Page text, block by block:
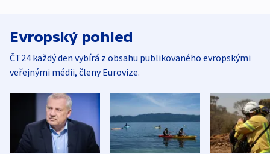
Evropský pohled
ČT24 každý den vybírá z obsahu publikovaného evropskými
veřejnými médii, členy Eurovize.